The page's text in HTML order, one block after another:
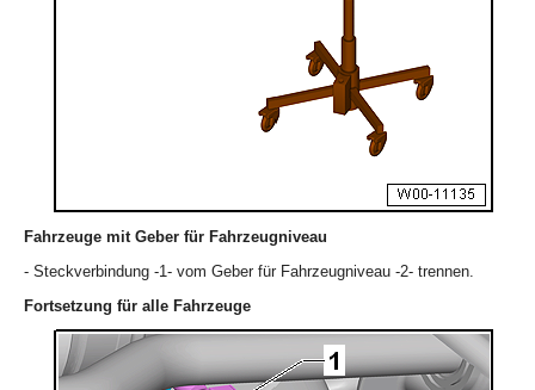
Fahrzeuge mit Geber für Fahrzeugniveau
- Steckverbindung -1- vom Geber für Fahrzeugniveau -2- trennen.
Fortsetzung für alle Fahrzeuge